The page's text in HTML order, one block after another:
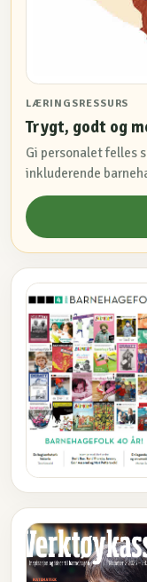
LÆRINGSRESSURS
Trygt, godt og
Gi personalet felles
inkluderende